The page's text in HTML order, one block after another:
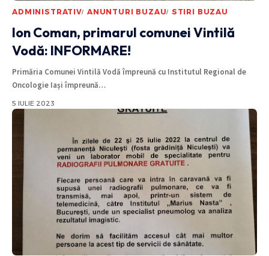
ADMINISTRATIV ANUNTURI BUZAU STIRI BUZAU
Ion Coman, primarul comunei Vintilă
Vodă: INFORMARE!
Primăria Comunei Vintilă Vodă împreună cu Institutul Regional de
Oncologie Iași împreună…
5 IULIE 2023